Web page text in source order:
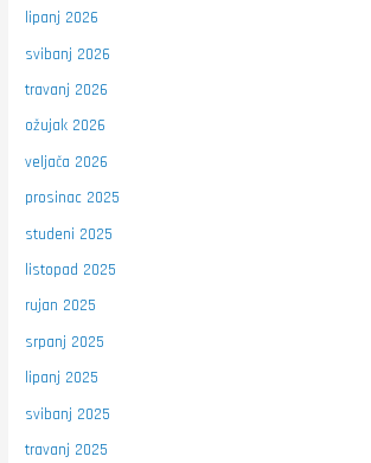
lipanj 2026
svibanj 2026
travanj 2026
ožujak 2026
veljača 2026
prosinac 2025
studeni 2025
listopad 2025
rujan 2025
srpanj 2025
lipanj 2025
svibanj 2025
travanj 2025